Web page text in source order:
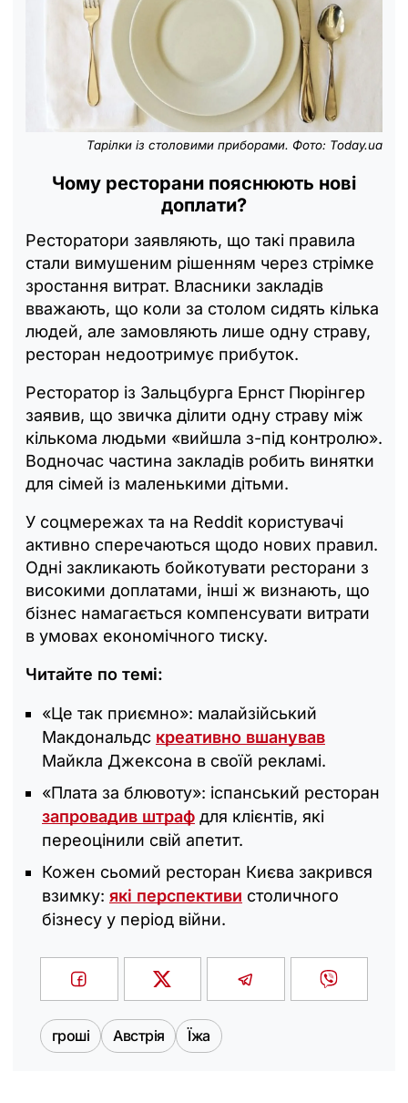
Тарілки із столовими приборами. Фото: Today.ua
Чому ресторани пояснюють нові
доплати?
Ресторатори заявляють, що такі правила
стали вимушеним рішенням через стрімке
зростання витрат. Власники закладів
вважають, що коли за столом сидять кілька
людей, але замовляють лише одну страву,
ресторан недоотримує прибуток.
Ресторатор із Зальцбурга Ернст Пюрінгер
заявив, що звичка ділити одну страву між
кількома людьми «вийшла з-під контролю».
Водночас частина закладів робить винятки
для сімей із маленькими дітьми.
У соцмережах та на Reddit користувачі
активно сперечаються щодо нових правил.
Одні закликають бойкотувати ресторани з
високими доплатами, інші ж визнають, що
бізнес намагається компенсувати витрати
в умовах економічного тиску.
Читайте по темі:
«Це так приємно»: малайзійський
Макдональдс креативно вшанував
Майкла Джексона в своїй рекламі.
«Плата за блювоту»: іспанський ресторан
запровадив штраф для клієнтів, які
переоцінили свій апетит.
Кожен сьомий ресторан Києва закрився
взимку: які перспективи столичного
бізнесу у період війни.
гроші Австрія Їжа